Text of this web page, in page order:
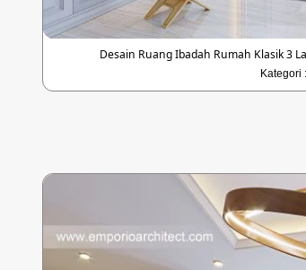
Desain Ruang Ibadah Rumah Klasik 3
Kategori